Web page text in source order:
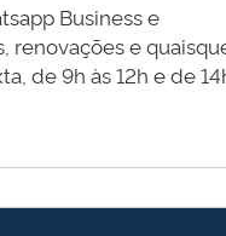
Business e
renovações e
de 9h às 12h e de